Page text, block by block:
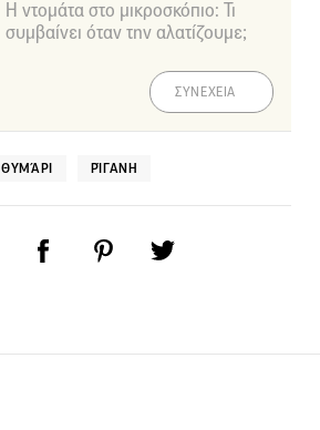
Η ντομάτα στο μικροσκόπιο: Τι
συμβαίνει όταν την αλατίζουμε;
ΣΥΝΕΧΕΙΑ
ΘΥΜΆΡΙ ΡΊΓΑΝΗ